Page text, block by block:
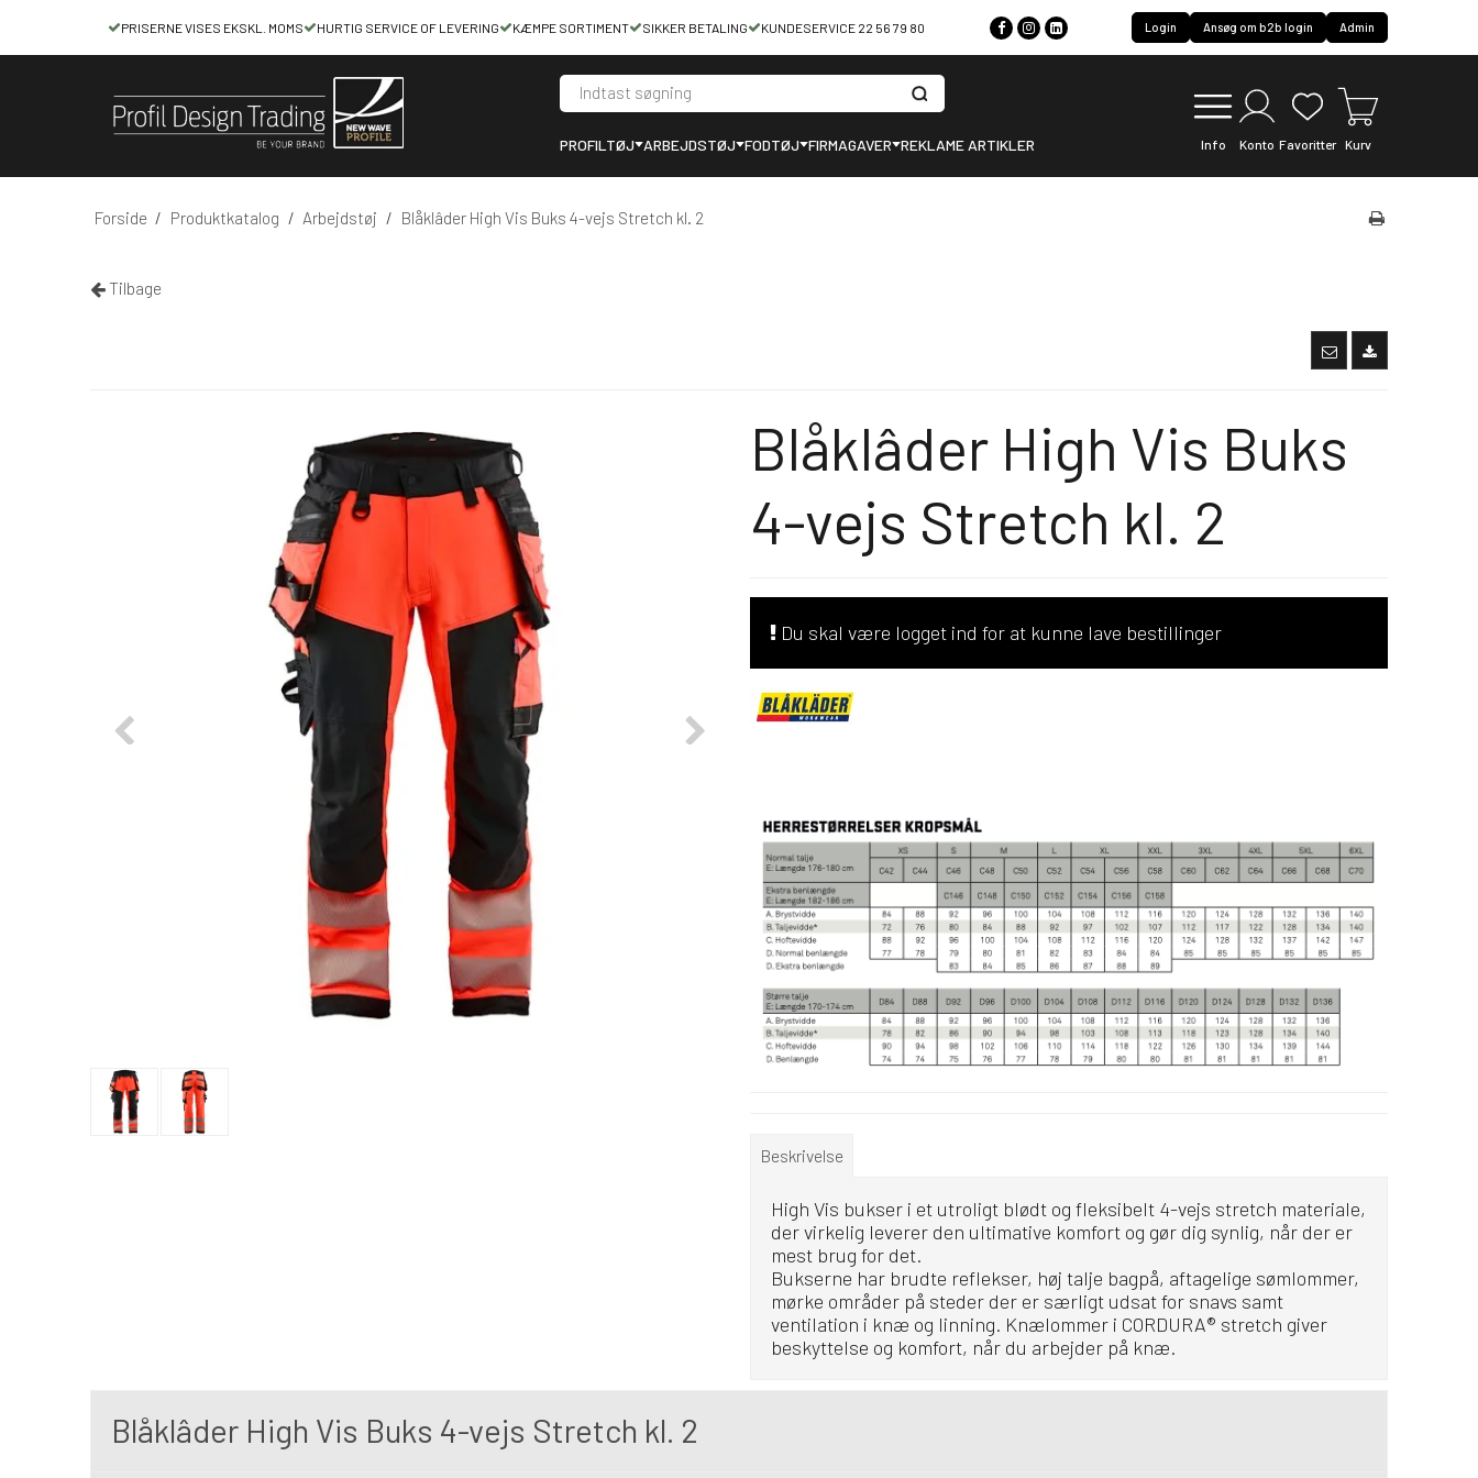
PRISERNE VISES EKSKL. MOMS HURTIG SERVICE OF LEVERING KÆMPE SORTIMENT SIKKER BETALING KUNDESERVICE 22 56 79 80 Login Ansøg om b2b login Admin
PROFILTØJ ARBEJDSTØJ FODTØJ FIRMAGAVER REKLAME ARTIKLER Info Konto Favoritter Kurv
Forside / Produktkatalog / Arbejdstøj / Blåklâder High Vis Buks 4-vejs Stretch kl. 2
Tilbage
Blåklâder High Vis Buks
4-vejs Stretch kl. 2
Du skal være logget ind for at kunne lave bestillinger
Beskrivelse
High Vis bukser i et utroligt blødt og fleksibelt 4-vejs stretch materiale,
der virkelig leverer den ultimative komfort og gør dig synlig, når der er
mest brug for det.
Bukserne har brudte reflekser, høj talje bagpå, aftagelige sømlommer,
mørke områder på steder der er særligt udsat for snavs samt
ventilation i knæ og linning. Knælommer i CORDURA® stretch giver
beskyttelse og komfort, når du arbejder på knæ.
Blåklâder High Vis Buks 4-vejs Stretch kl. 2